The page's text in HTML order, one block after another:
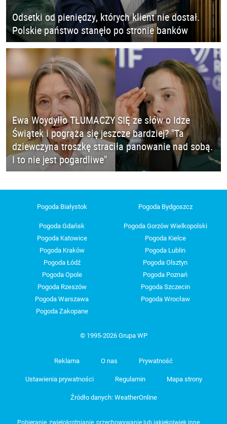
Odsetki od pieniędzy, których klient nie dostał.
Polskie państwo stanęło po stronie banków
Ewa Woydyłło TŁUMACZY SIĘ ze słów o Idze
Świątek i pogrąża się jeszcze bardziej? "Ta
dziewczyna troszkę straciła panowanie nad sobą.
I to nie jest pogardliwe"
Pogoda Białystok Pogoda Bydgoszcz
Pogoda Gdańsk
Pogoda Gorzów Wielkopolski
Pogoda Katowice
Pogoda Kielce
Pogoda Kraków
Pogoda Lublin
Pogoda Łódź
Pogoda Olsztyn
Pogoda Opole
Pogoda Poznań
Pogoda Rzeszów
Pogoda Szczecin
Pogoda Warszawa
Pogoda Wrocław
Pogoda Zakopane
© 1995-2026 Grupa WP
Reklama O nas Prywatność
Ustawienia prywatności Regulamin Mapa strony
Źródło danych: WeatherOnline
Pobieranie, zwielokrotnianie, przechowywanie lub jakiekolwiek inne